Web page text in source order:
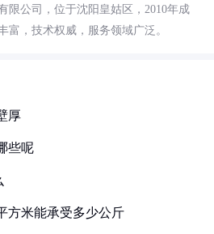
限公司，位于沈阳皇姑区，2010年成
富，技术权威，服务领域广泛。
厚
些呢
方米能承受多少公斤